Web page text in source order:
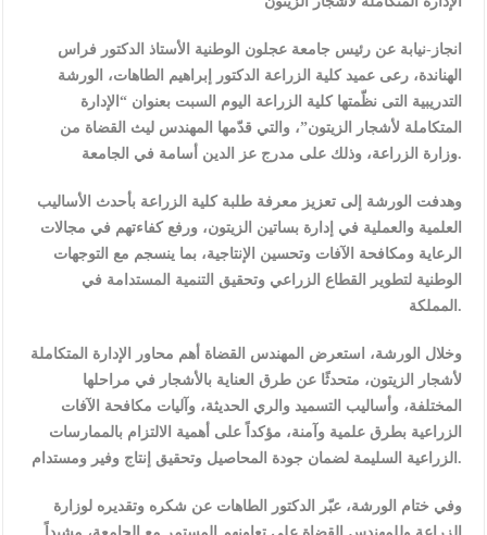
انجاز-نيابة عن رئيس جامعة عجلون الوطنية الأستاذ الدكتور فراس
الهناندة، رعى عميد كلية الزراعة الدكتور إبراهيم الطاهات، الورشة
التدريبية التى نظّمتها كلية الزراعة اليوم السبت بعنوان “الإدارة
المتكاملة لأشجار الزيتون”، والتي قدّمها المهندس ليث القضاة من
وزارة الزراعة، وذلك على مدرج عز الدين أسامة في الجامعة.
وهدفت الورشة إلى تعزيز معرفة طلبة كلية الزراعة بأحدث الأساليب
العلمية والعملية في إدارة بساتين الزيتون، ورفع كفاءتهم في مجالات
الرعاية ومكافحة الآفات وتحسين الإنتاجية، بما ينسجم مع التوجهات
الوطنية لتطوير القطاع الزراعي وتحقيق التنمية المستدامة في
المملكة.
وخلال الورشة، استعرض المهندس القضاة أهم محاور الإدارة المتكاملة
لأشجار الزيتون، متحدثًا عن طرق العناية بالأشجار في مراحلها
المختلفة، وأساليب التسميد والري الحديثة، وآليات مكافحة الآفات
الزراعية بطرق علمية وآمنة، مؤكداً على أهمية الالتزام بالممارسات
الزراعية السليمة لضمان جودة المحاصيل وتحقيق إنتاج وفير ومستدام.
وفي ختام الورشة، عبّر الدكتور الطاهات عن شكره وتقديره لوزارة